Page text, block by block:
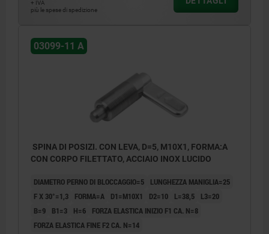
+ IVA
più le spese di spedizione
03099-11 A
SPINA DI POSIZI. CON LEVA, D=5, M10X1, FORMA:A
CON CORPO FILETTATO, ACCIAIO INOX LUCIDO
DIAMETRO PERNO DI BLOCCAGGIO=5
LUNGHEZZA MANIGLIA=25
F X 30°=1,3
FORMA=A D1=M10X1 D2=10 L=38,5
L3=20
B=9
B1=3 H=6
FORZA ELASTICA INIZIO F1 CA. N=8
FORZA ELASTICA FINE F2 CA. N=14